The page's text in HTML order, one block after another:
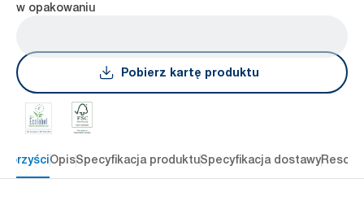
w opakowaniu
Pobierz kartę produktu
korzyściOpisSpecyfikacja produktuSpecyfikacja dostawy